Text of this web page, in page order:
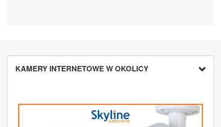
KAMERY INTERNETOWE W OKOLICY